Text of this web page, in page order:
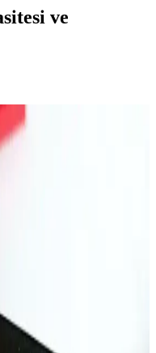
ve
%10-15 daha
soğutma nedeniyle uzun
Pro modeller daha güçlü
Dayanıklılığı
iPhone, karın izolasyon
hava batarya
ve uzun süre konum